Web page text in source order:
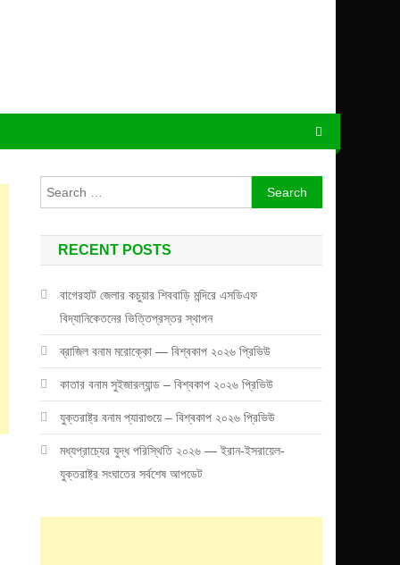
Search
for:
RECENT POSTS
বাগেরহাট জেলার কচুয়ার শিববাড়ি মন্দিরে এসডিএফ
বিদ্যানিকেতনের ভিত্তিপ্রস্তর স্থাপন
ব্রাজিল বনাম মরোক্কো — বিশ্বকাপ ২০২৬ প্রিভিউ
কাতার বনাম সুইজারল্যান্ড – বিশ্বকাপ ২০২৬ প্রিভিউ
যুক্তরাষ্ট্র বনাম প্যারাগুয়ে – বিশ্বকাপ ২০২৬ প্রিভিউ
মধ্যপ্রাচ্যের যুদ্ধ পরিস্থিতি ২০২৬ — ইরান-ইসরায়েল-
যুক্তরাষ্ট্র সংঘাতের সর্বশেষ আপডেট